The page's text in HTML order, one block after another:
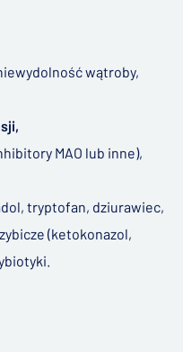
wątroby,
MAO lub inne),
tryptofan, dziurawiec,
(ketokonazol,